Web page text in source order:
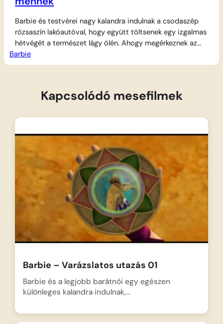
Barbie és testvérei nagy kalandra indulnak a csodaszép
rózsaszín lakóautóval, hogy együtt töltsenek egy izgalmas
hétvégét a természet lágy ölén. Ahogy megérkeznek az
erdőbe, mindenki azonnal talál magának elfoglaltságot. A
lányok közösen állítják fel a színes sátrakat a fák alatt,
kerekezve…
Barbie
Kapcsolódó mesefilmek
Barbie – Varázslatos utazás 01
Barbie és a legjobb barátnői egy egészen
különleges kalandra indulnak,…